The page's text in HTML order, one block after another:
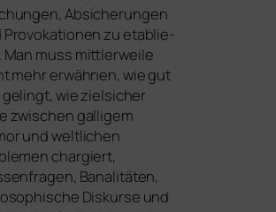
Absicherungen
Provokationen zu eta­blie­
Man muss mitt­ler­wei­le
mehr erwäh­nen, wie gut
gelingt, wie ziel­si­cher
zwi­schen gal­li­gem
und welt­li­chen
char­giert,
Banalitäten,
Diskurse und